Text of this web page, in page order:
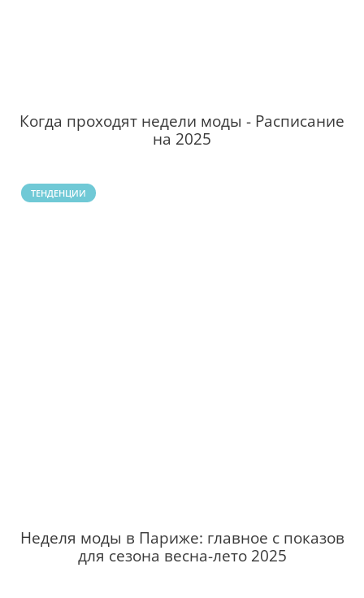
Когда проходят недели моды - Расписание
на 2025
ТЕНДЕНЦИИ
Неделя моды в Париже: главное с показов
для сезона весна-лето 2025